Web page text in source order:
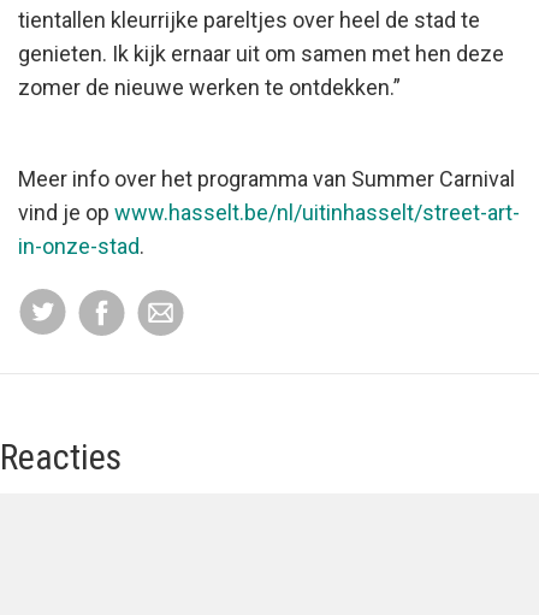
tientallen kleurrijke pareltjes over heel de stad te
genieten. Ik kijk ernaar uit om samen met hen deze
zomer de nieuwe werken te ontdekken.”
Meer info over het programma van Summer Carnival
vind je op www.hasselt.be/nl/uitinhasselt/street-art-
in-onze-stad.
Reacties